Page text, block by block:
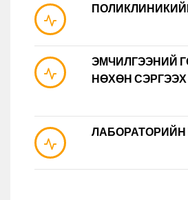
ЭМЧИЛГЭЭНИЙ
НӨХӨН
ЛАБОРАТОРИЙН